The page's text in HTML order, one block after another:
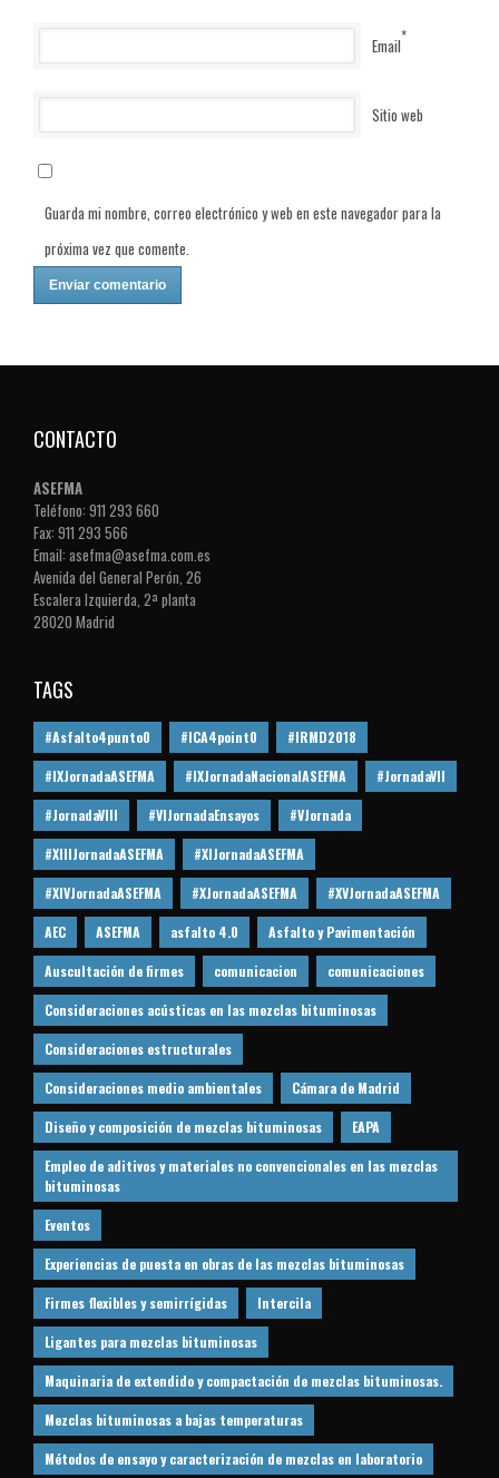
Email*
Sitio web
Guarda mi nombre, correo electrónico y web en este navegador para la
próxima vez que comente.
CONTACTO
ASEFMA
Teléfono: 911 293 660
Fax: 911 293 566
Email: asefma@asefma.com.es
Avenida del General Perón, 26
Escalera Izquierda, 2ª planta
28020 Madrid
TAGS
#Asfalto4punto0 #ICA4point0 #IRMD2018
#IXJornadaASEFMA #IXJornadaNacionalASEFMA #JornadaVII
#JornadaVIII #VIJornadaEnsayos #VJornada
#XIIIJornadaASEFMA #XIJornadaASEFMA
#XIVJornadaASEFMA #XJornadaASEFMA #XVJornadaASEFMA
AEC ASEFMA asfalto 4.0 Asfalto y Pavimentación
Auscultación de firmes comunicacion comunicaciones
Consideraciones acústicas en las mezclas bituminosas
Consideraciones estructurales
Consideraciones medio ambientales Cámara de Madrid
Diseño y composición de mezclas bituminosas EAPA
Empleo de aditivos y materiales no convencionales en las mezclas
bituminosas
Eventos
Experiencias de puesta en obras de las mezclas bituminosas
Firmes flexibles y semirrígidas Intercila
Ligantes para mezclas bituminosas
Maquinaria de extendido y compactación de mezclas bituminosas.
Mezclas bituminosas a bajas temperaturas
Métodos de ensayo y caracterización de mezclas en laboratorio